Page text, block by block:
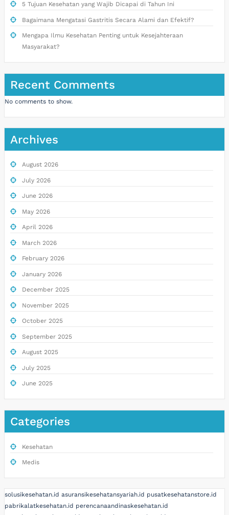
5 Tujuan Kesehatan yang Wajib Dicapai di Tahun Ini
Bagaimana Mengatasi Gastritis Secara Alami dan Efektif?
Mengapa Ilmu Kesehatan Penting untuk Kesejahteraan
Masyarakat?
Recent Comments
No comments to show.
Archives
August 2026
July 2026
June 2026
May 2026
April 2026
March 2026
February 2026
January 2026
December 2025
November 2025
October 2025
September 2025
August 2025
July 2025
June 2025
Categories
Kesehatan
Medis
solusikesehatan.id asuransikesehatansyariah.id pusatkesehatanstore.id
pabrikalatkesehatan.id perencanaandinaskesehatan.id